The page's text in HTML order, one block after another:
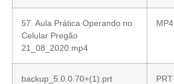
57. Aula Prática Operando no
Celular Pregão
21_08_2020.mp4
MP4
backup_5.0.0.70+(1).prt PRT